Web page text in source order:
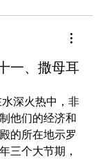
一、撒母耳
深火热中，非
他们的经济和
的所在地示罗
三个大节期，